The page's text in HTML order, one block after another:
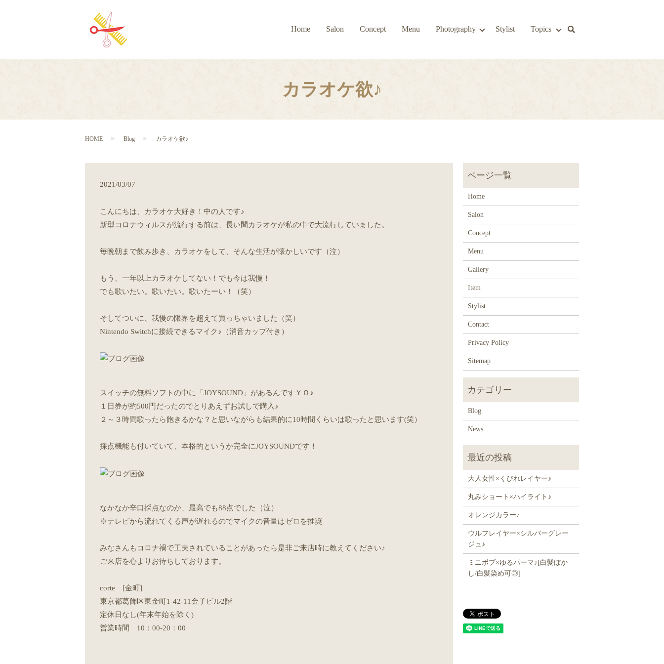
Home Salon Concept Menu Photography Stylist Topics
カラオケ欲♪
HOME Blog カラオケ欲♪
2021/03/07
こんにちは、カラオケ大好き！中の人です♪
新型コロナウィルスが流行する前は、長い間カラオケが私の中で大流行していました。
毎晩朝まで飲み歩き、カラオケをして、そんな生活が懐かしいです（泣）
もう、一年以上カラオケしてない！でも今は我慢！
でも歌いたい。歌いたい。歌いたーい！（笑）
そしてついに、我慢の限界を超えて買っちゃいました（笑）
Nintendo Switchに接続できるマイク♪（消音カップ付き）
スイッチの無料ソフトの中に「JOYSOUND」があるんですＹＯ♪
１日券が約500円だったのでとりあえずお試しで購入♪
２～３時間歌ったら飽きるかな？と思いながらも結果的に10時間くらいは歌ったと思います(笑）
採点機能も付いていて、本格的というか完全にJOYSOUNDです！
なかなか辛口採点なのか、最高でも88点でした（泣）
※テレビから流れてくる声が遅れるのでマイクの音量はゼロを推奨
みなさんもコロナ禍で工夫されていることがあったら是非ご来店時に教えてください♪
ご来店を心よりお待ちしております。
corte [金町]
東京都葛飾区東金町1-42-11金子ビル2階
定休日なし(年末年始を除く)
営業時間 10：00-20：00
Home
Salon
Concept
Menu
Gallery
Item
Stylist
Contact
Privacy Policy
Sitemap
Blog
News
大人女性×くびれレイヤー♪
丸みショート×ハイライト♪
オレンジカラー♪
ウルフレイヤー×シルバーグレー
ジュ♪
ミニボブ×ゆるパーマ♪[白髪ぼか
し/白髪染め可◎]